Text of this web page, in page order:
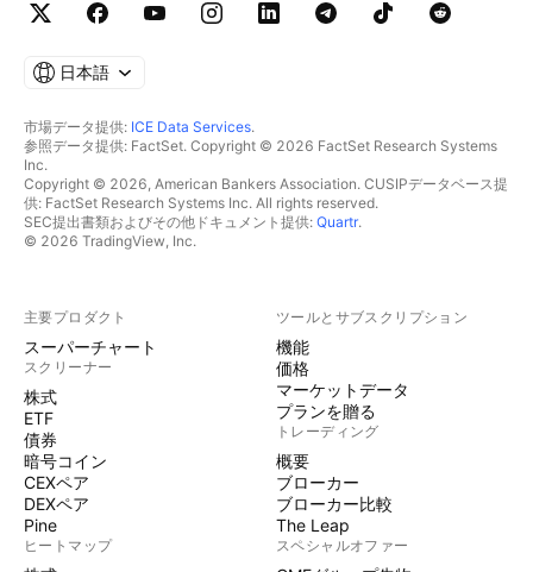
日本語
市場データ提供: ICE Data Services.
参照データ提供: FactSet. Copyright © 2026 FactSet Research Systems
Inc.
Copyright © 2026, American Bankers Association. CUSIPデータベース提
供: FactSet Research Systems Inc. All rights reserved.
SEC提出書類およびその他ドキュメント提供: Quartr.
© 2026 TradingView, Inc.
主要プロダクト
スーパーチャート
スクリーナー
株式
ETF
債券
暗号コイン
CEXペア
DEXペア
Pine
ヒートマップ
ツールとサブスクリプション
機能
価格
マーケットデータ
プランを贈る
トレーディング
概要
ブローカー
ブローカー比較
The Leap
スペシャルオファー